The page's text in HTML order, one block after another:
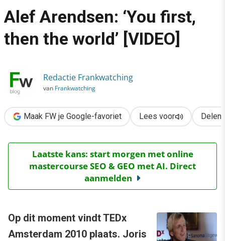
›
AI & Tech
Alef Arendsen: ‘You first,
then the world’ [VIDEO]
Redactie Frankwatching
van Frankwatching
Maak FW je Google-favoriet Lees voor Delen
Laatste kans: start morgen met online
mastercourse SEO & GEO met AI. Direct
aanmelden
Op dit moment vindt TEDx
Amsterdam 2010 plaats. Joris